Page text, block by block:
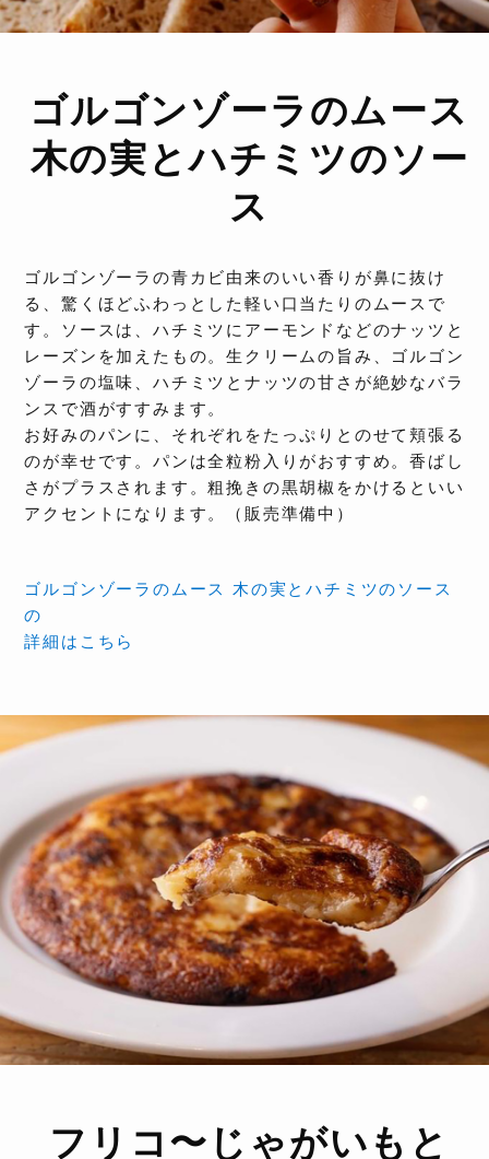
ゴルゴンゾーラのムース
木の実とハチミツのソー
ス
ゴルゴンゾーラの青カビ由来のいい香りが鼻に抜け
る、驚くほどふわっとした軽い口当たりのムースで
す。ソースは、ハチミツにアーモンドなどのナッツと
レーズンを加えたもの。生クリームの旨み、ゴルゴン
ゾーラの塩味、ハチミツとナッツの甘さが絶妙なバラ
ンスで酒がすすみます。
お好みのパンに、それぞれをたっぷりとのせて頬張る
のが幸せです。パンは全粒粉入りがおすすめ。香ばし
さがプラスされます。粗挽きの黒胡椒をかけるといい
アクセントになります。（販売準備中）
ゴルゴンゾーラのムース 木の実とハチミツのソース
の
詳細はこちら
フリコ〜じゃがいもと